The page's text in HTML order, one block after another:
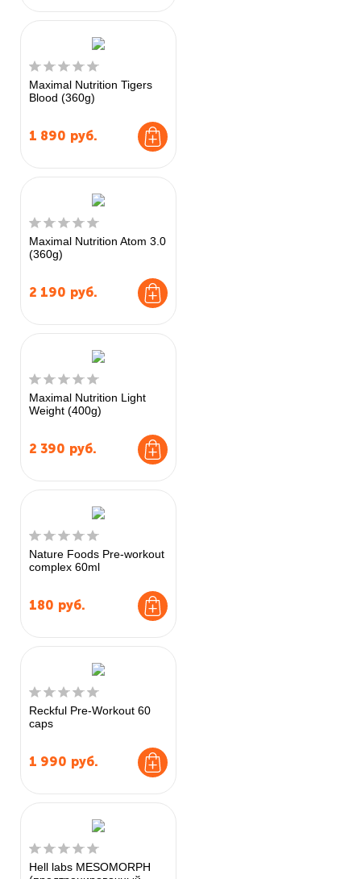
Maximal Nutrition Tigers
Blood (360g)
1 890 руб.
Maximal Nutrition Atom 3.0
(360g)
2 190 руб.
Maximal Nutrition Light
Weight (400g)
2 390 руб.
Nature Foods Pre-workout
complex 60ml
180 руб.
Reckful Pre-Workout 60
caps
1 990 руб.
Hell labs MESOMORPH